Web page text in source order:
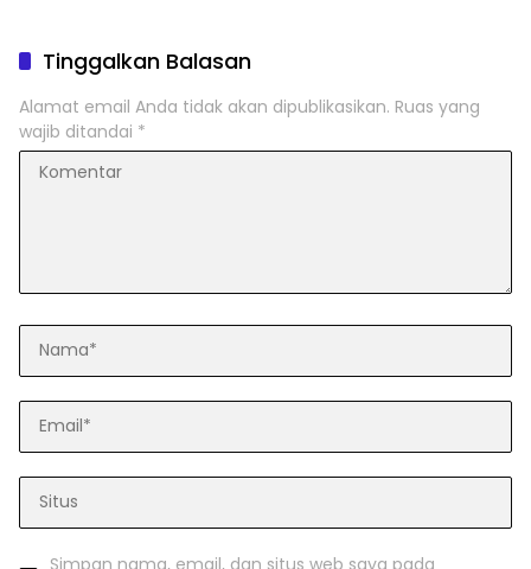
Tinggalkan Balasan
Alamat email Anda tidak akan dipublikasikan. Ruas yang
wajib ditandai *
Simpan nama, email, dan situs web saya pada